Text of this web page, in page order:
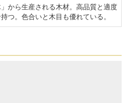
」から生産される木材。高品質と適度
つ。色合いと木目も優れている。